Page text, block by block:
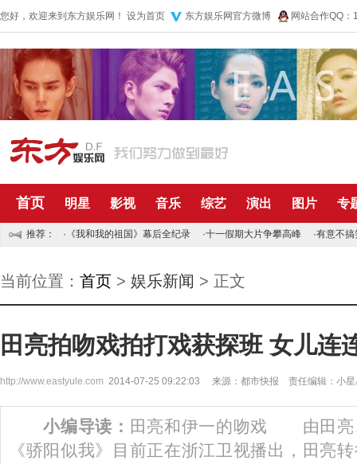
您好，欢迎来到东方娱乐网！ 设为首页 东方娱乐网官方微博 网站合作QQ
首页 明星 影视 音乐 综艺 演出 图片 专
推荐： · 《我和我的祖国》幕后全纪录 ·十一假期大片争攀高峰 ·有意不搞
当前位置： 首页 > 娱乐新闻 > 正文
田亮拍吻戏拍打戏获探班 女儿连
http://www.eastyule.com 2014-07-25 09:22:03 来源：都市快报 责任编辑：小星
小编导读： 田亮和伊一的吻戏 由田亮
《骄阳似我》目前正在浙江卫视播出，田亮